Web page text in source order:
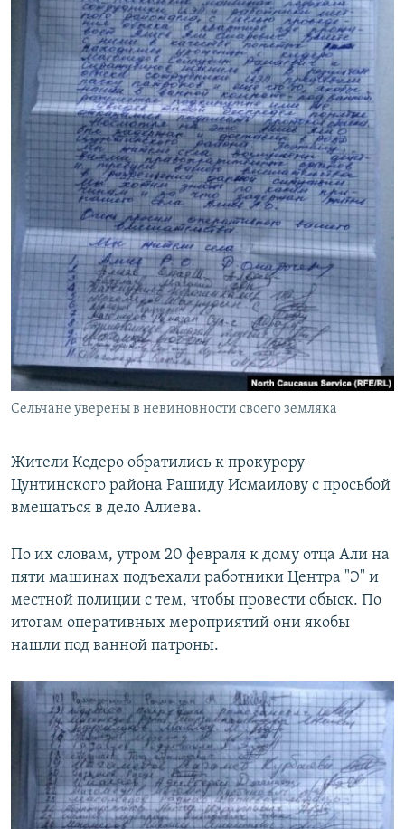
Сельчане уверены в невиновности своего земляка
Жители Кедеро обратились к прокурору
Цунтинского района Рашиду Исмаилову с просьбой
вмешаться в дело Алиева.
По их словам, утром 20 февраля к дому отца Али на
пяти машинах подъехали работники Центра "Э" и
местной полиции с тем, чтобы провести обыск. По
итогам оперативных мероприятий они якобы
нашли под ванной патроны.